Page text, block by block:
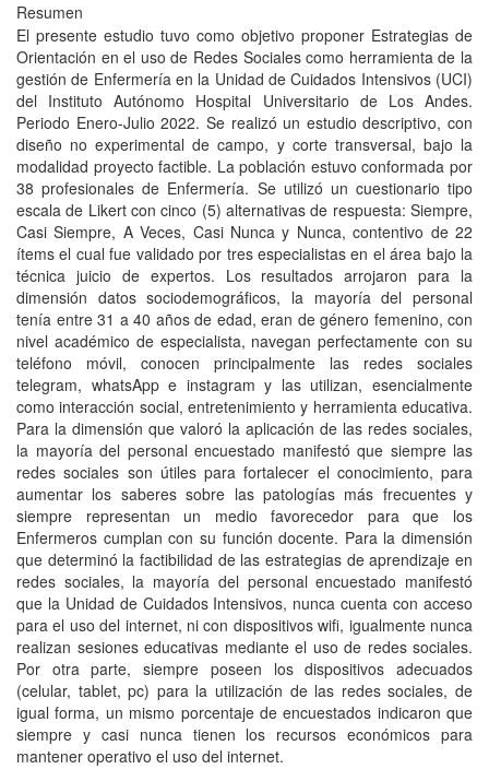
Resumen
El presente estudio tuvo como objetivo proponer Estrategias de
Orientación en el uso de Redes Sociales como herramienta de la
gestión de Enfermería en la Unidad de Cuidados Intensivos (UCI)
del Instituto Autónomo Hospital Universitario de Los Andes.
Periodo Enero-Julio 2022. Se realizó un estudio descriptivo, con
diseño no experimental de campo, y corte transversal, bajo la
modalidad proyecto factible. La población estuvo conformada por
38 profesionales de Enfermería. Se utilizó un cuestionario tipo
escala de Likert con cinco (5) alternativas de respuesta: Siempre,
Casi Siempre, A Veces, Casi Nunca y Nunca, contentivo de 22
ítems el cual fue validado por tres especialistas en el área bajo la
técnica juicio de expertos. Los resultados arrojaron para la
dimensión datos sociodemográficos, la mayoría del personal
tenía entre 31 a 40 años de edad, eran de género femenino, con
nivel académico de especialista, navegan perfectamente con su
teléfono móvil, conocen principalmente las redes sociales
telegram, whatsApp e instagram y las utilizan, esencialmente
como interacción social, entretenimiento y herramienta educativa.
Para la dimensión que valoró la aplicación de las redes sociales,
la mayoría del personal encuestado manifestó que siempre las
redes sociales son útiles para fortalecer el conocimiento, para
aumentar los saberes sobre las patologías más frecuentes y
siempre representan un medio favorecedor para que los
Enfermeros cumplan con su función docente. Para la dimensión
que determinó la factibilidad de las estrategias de aprendizaje en
redes sociales, la mayoría del personal encuestado manifestó
que la Unidad de Cuidados Intensivos, nunca cuenta con acceso
para el uso del internet, ni con dispositivos wifi, igualmente nunca
realizan sesiones educativas mediante el uso de redes sociales.
Por otra parte, siempre poseen los dispositivos adecuados
(celular, tablet, pc) para la utilización de las redes sociales, de
igual forma, un mismo porcentaje de encuestados indicaron que
siempre y casi nunca tienen los recursos económicos para
mantener operativo el uso del internet.